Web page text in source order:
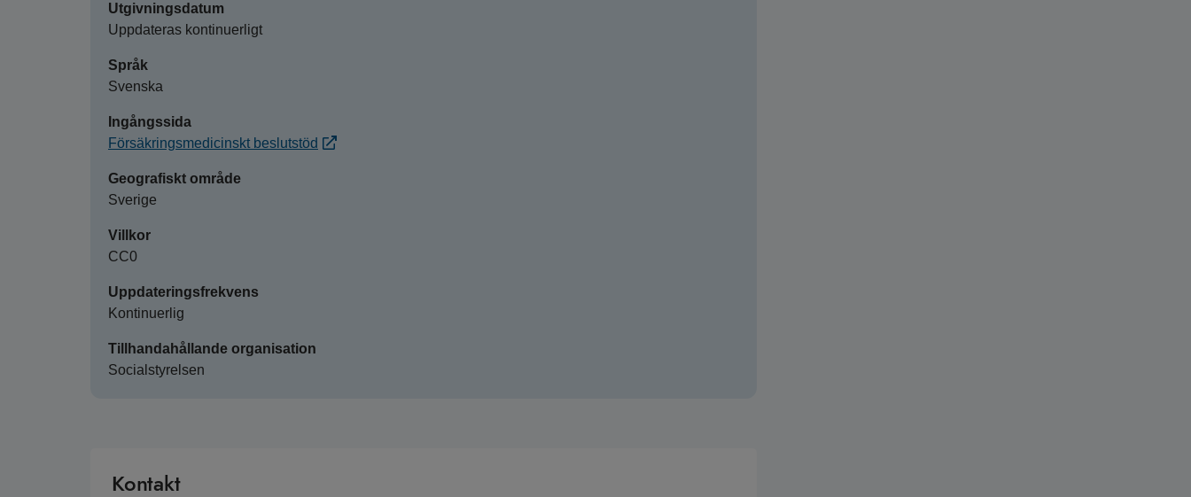
Utgivningsdatum
Uppdateras kontinuerligt
Språk
Svenska
Ingångssida
Försäkringsmedicinskt beslutstöd
Geografiskt område
Sverige
Villkor
CC0
Uppdateringsfrekvens
Kontinuerlig
Tillhandahållande organisation
Socialstyrelsen
Kontakt